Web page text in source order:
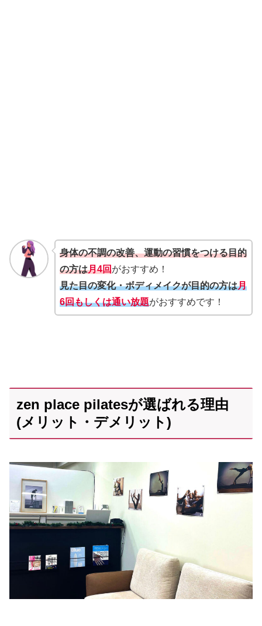
身体の不調の改善、運動の習慣をつける目的
の方は月4回がおすすめ！
見た目の変化・ボディメイクが目的の方は月
6回もしくは通い放題がおすすめです！
zen place pilatesが選ばれる理由
(メリット・デメリット)